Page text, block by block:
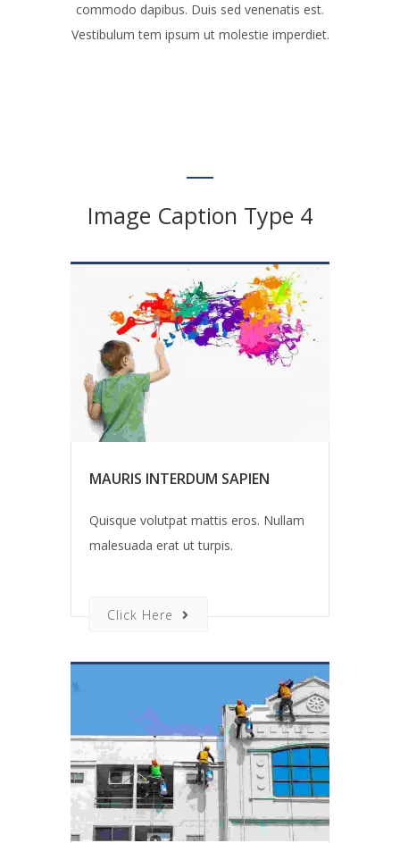
commodo dapibus. Duis sed venenatis est.
Vestibulum tem ipsum ut molestie imperdiet.
Image Caption Type 4
MAURIS INTERDUM SAPIEN
Quisque volutpat mattis eros. Nullam
malesuada erat ut turpis.
Click Here